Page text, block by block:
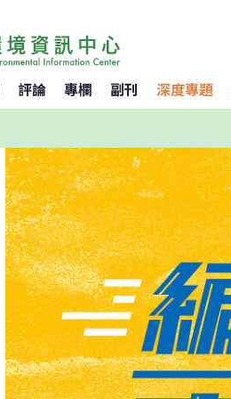
評論 專欄 副刊 深度專題